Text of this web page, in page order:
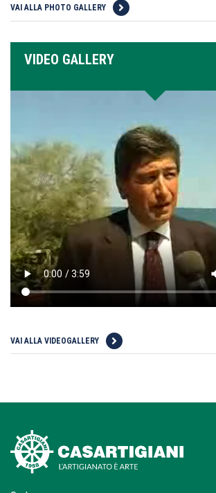
VAI ALLA PHOTO GALLERY
VIDEO GALLERY
VAI ALLA VIDEOGALLERY